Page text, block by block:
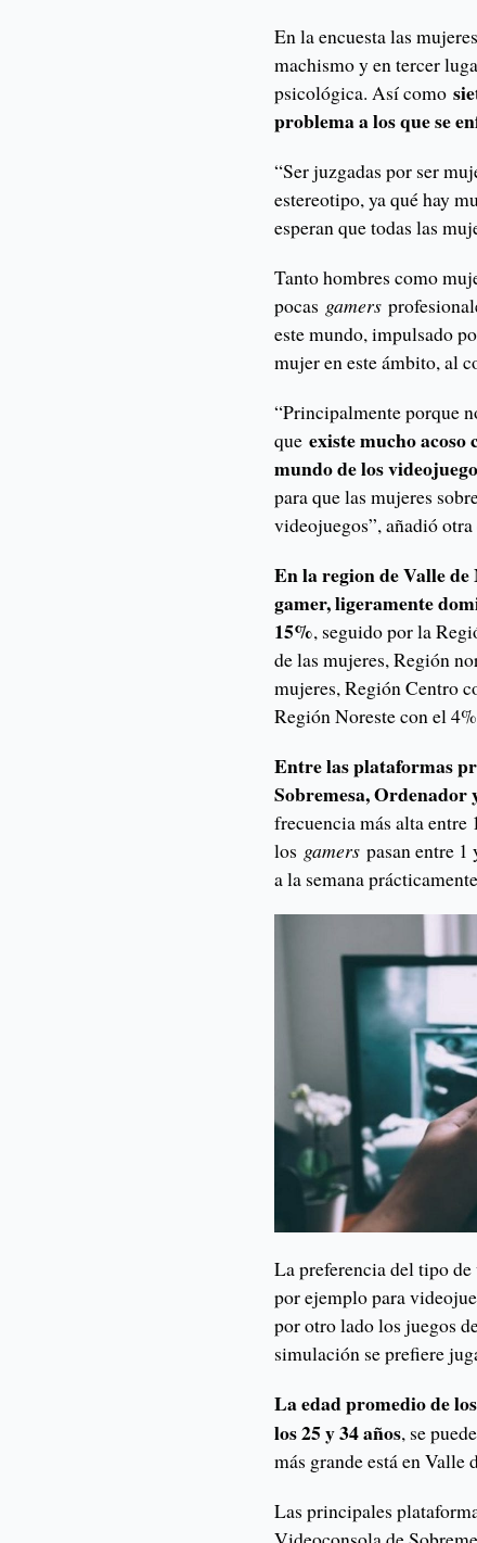
En la encuesta las
machismo y en tercer
psicológica. Así como
problema a los que se
“Ser juzgadas por ser
estereotipo, ya qué hay
esperan que todas las
Tanto hombres como
pocas gamers
este mundo, impulsado
mujer en este ámbito, al
“Principalmente porque
queexiste mucho
mundo de los
para que las mujeres
videojuegos”, añadió otra
En la region de Valle
gamer, ligeramente
15%, seguido por la
de las mujeres, Región
mujeres, Región Centro
Región Noreste con el
Entre las plataformas
Sobremesa,
frecuencia más alta entre
los gamers pasan entre
a la semana
La preferencia del tipo
por ejemplo para
por otro lado los juegos
simulación se prefiere
La edad promedio de
los 25 y 34 años, se
más grande está en Valle
Las principales